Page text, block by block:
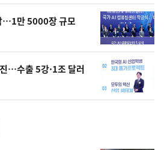
…1만 5000장 규모
…수출 5강·1조 달러